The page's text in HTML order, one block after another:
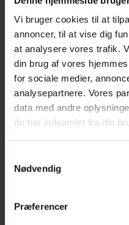
Vi bruger cookies til at
annoncer, til at vise dig
at analysere vores trafik.
din brug af vores
for sociale medier,
analysepartnere. Vores
data med andre
de har indsamlet fra din
Nødvendig
Præferencer
Egenskaber
100% knitted polyester
Polypropylenhåndtag
Ultralydssvejset
Specifikationer
Hoved form:
Swab håndtag materiale:
Sterilitet:
ESD:
Levering og Forsendelse